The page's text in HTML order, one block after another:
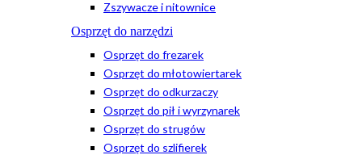
Zszywacze i nitownice
Osprzęt do narzędzi
Osprzęt do frezarek
Osprzęt do młotowiertarek
Osprzęt do odkurzaczy
Osprzęt do pił i wyrzynarek
Osprzęt do strugów
Osprzęt do szlifierek